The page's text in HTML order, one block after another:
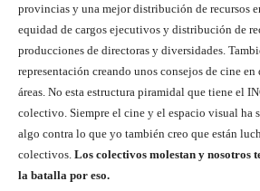
provincias y una mejor distribución de recursos
equidad de cargos ejecutivos y distribución de
producciones de directoras y diversidades.
representación creando unos consejos de cine
áreas. No esta estructura piramidal que tiene el
colectivo. Siempre el cine y el espacio visual ha
algo contra lo que yo también creo que están
colectivos. Los colectivos molestan y nosotros
la batalla por eso.